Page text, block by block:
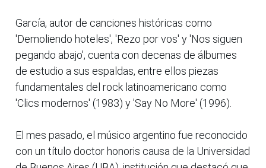
García, autor de canciones históricas como
'Demoliendo hoteles', 'Rezo por vos' y 'Nos siguen
pegando abajo', cuenta con decenas de álbumes
de estudio a sus espaldas, entre ellos piezas
fundamentales del rock latinoamericano como
'Clics modernos' (1983) y 'Say No More' (1996).
El mes pasado, el músico argentino fue reconocido
con un título doctor honoris causa de la Universidad